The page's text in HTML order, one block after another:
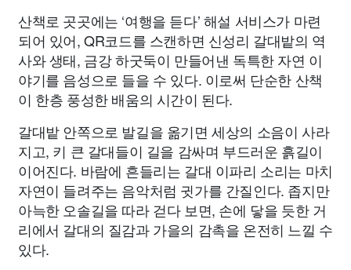
산책로 곳곳에는 ‘여행을 듣다’ 해설 서비스가 마련
되어 있어, QR코드를 스캔하면 신성리 갈대밭의 역
사와 생태, 금강 하굿둑이 만들어낸 독특한 자연 이
야기를 음성으로 들을 수 있다. 이로써 단순한 산책
이 한층 풍성한 배움의 시간이 된다.
갈대밭 안쪽으로 발길을 옮기면 세상의 소음이 사라
지고, 키 큰 갈대들이 길을 감싸며 부드러운 흙길이
이어진다. 바람에 흔들리는 갈대 이파리 소리는 마치
자연이 들려주는 음악처럼 귓가를 간질인다. 좁지만
아늑한 오솔길을 따라 걷다 보면, 손에 닿을 듯한 거
리에서 갈대의 질감과 가을의 감촉을 온전히 느낄 수
있다.